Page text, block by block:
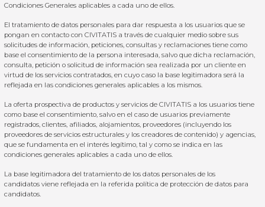
Condiciones Generales aplicables a cada uno de ellos.
El tratamiento de datos personales para dar respuesta a los usuarios que se
pongan en contacto con CIVITATIS a través de cualquier medio sobre sus
solicitudes de información, peticiones, consultas y reclamaciones tiene como
base el consentimiento de la persona interesada, salvo que dicha reclamación,
consulta, petición o solicitud de información sea realizada por un cliente en
virtud de los servicios contratados, en cuyo caso la base legitimadora será la
reflejada en las condiciones generales aplicables a los mismos.
La oferta prospectiva de productos y servicios de CIVITATIS a los usuarios tiene
como base el consentimiento, salvo en el caso de usuarios previamente
registrados, clientes, afiliados, alojamientos, proveedores (incluyendo los
proveedores de servicios estructurales y los creadores de contenido) y agencias,
que se fundamenta en el interés legítimo, tal y como se indica en las
condiciones generales aplicables a cada uno de ellos.
La base legitimadora del tratamiento de los datos personales de los
candidatos viene reflejada en la referida política de protección de datos para
candidatos.